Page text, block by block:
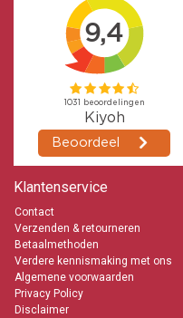
Klantenservice
Contact
Verzenden & retourneren
Betaalmethoden
Verdere kennismaking met ons
Algemene voorwaarden
Privacy Policy
Disclaimer